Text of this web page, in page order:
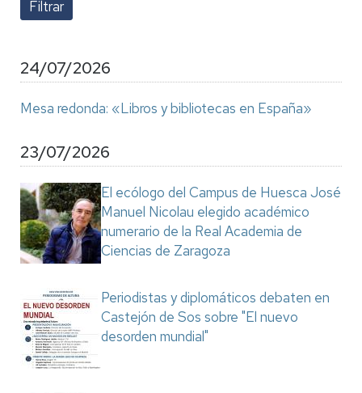
24/07/2026
Mesa redonda: «Libros y bibliotecas en España»
23/07/2026
El ecólogo del Campus de Huesca José
Manuel Nicolau elegido académico
numerario de la Real Academia de
Ciencias de Zaragoza
Periodistas y diplomáticos debaten en
Castejón de Sos sobre "El nuevo
desorden mundial"